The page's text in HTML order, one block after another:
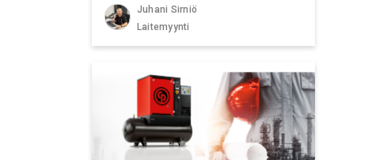
Juhani Sirniö
Laitemyynti